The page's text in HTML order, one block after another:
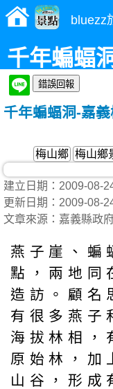
bluezz
千年蝙蝠
千年蝙蝠洞-嘉
梅山鄉 梅山鄉
建立日期：2009-08-
更新日期：2009-08-
文章來源：嘉義縣政
燕子崖、蝙
點，兩地同
造訪。顧名
有很多燕子
海拔林相，
原始林，加
山谷，形成